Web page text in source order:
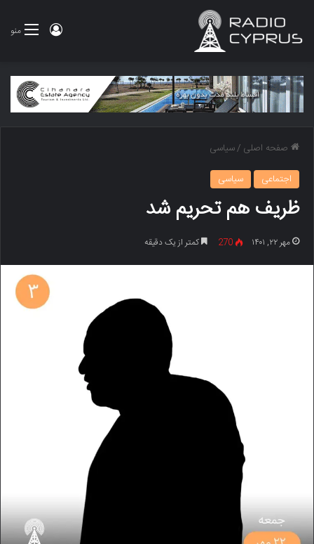
منو ورود
صفحه اصلی /سیاسی
اجتماعی
سیاسی
ظریف هم تحریم شد
مهر ۲۲, ۱۴۰۱ 270 کمتر از یک دقیقه